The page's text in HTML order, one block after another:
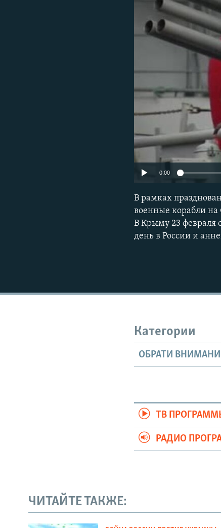
0:00
В рамках
военные корабли
В Крыму 23 февраля
день в России и
Категории
ОБРАТИ
ТВ
РАДИО
ЧИТАЙТЕ ТАКЖЕ: